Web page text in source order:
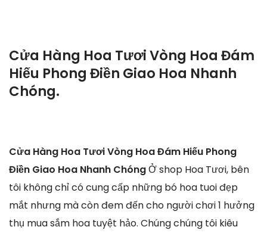
Cửa Hàng Hoa Tươi Vòng Hoa Đám
Hiếu Phong Điền Giao Hoa Nhanh
Chóng.
Cửa Hàng Hoa Tươi Vòng Hoa Đám Hiếu Phong
Điền Giao Hoa Nhanh ChóngỞ shop Hoa Tươi, bên
tôi không chỉ có cung cấp những bó hoa tuoi đẹp
mắt nhưng mà còn đem đến cho người chơi 1 hưởng
thụ mua sắm hoa tuyệt hảo. Chúng chúng tôi kiêu